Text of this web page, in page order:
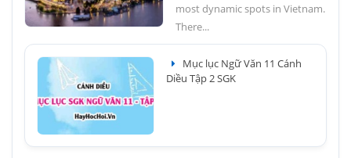
most dynamic spots in Vietnam.
There...
Mục lục Ngữ Văn 11 Cánh
Diều Tập 2 SGK